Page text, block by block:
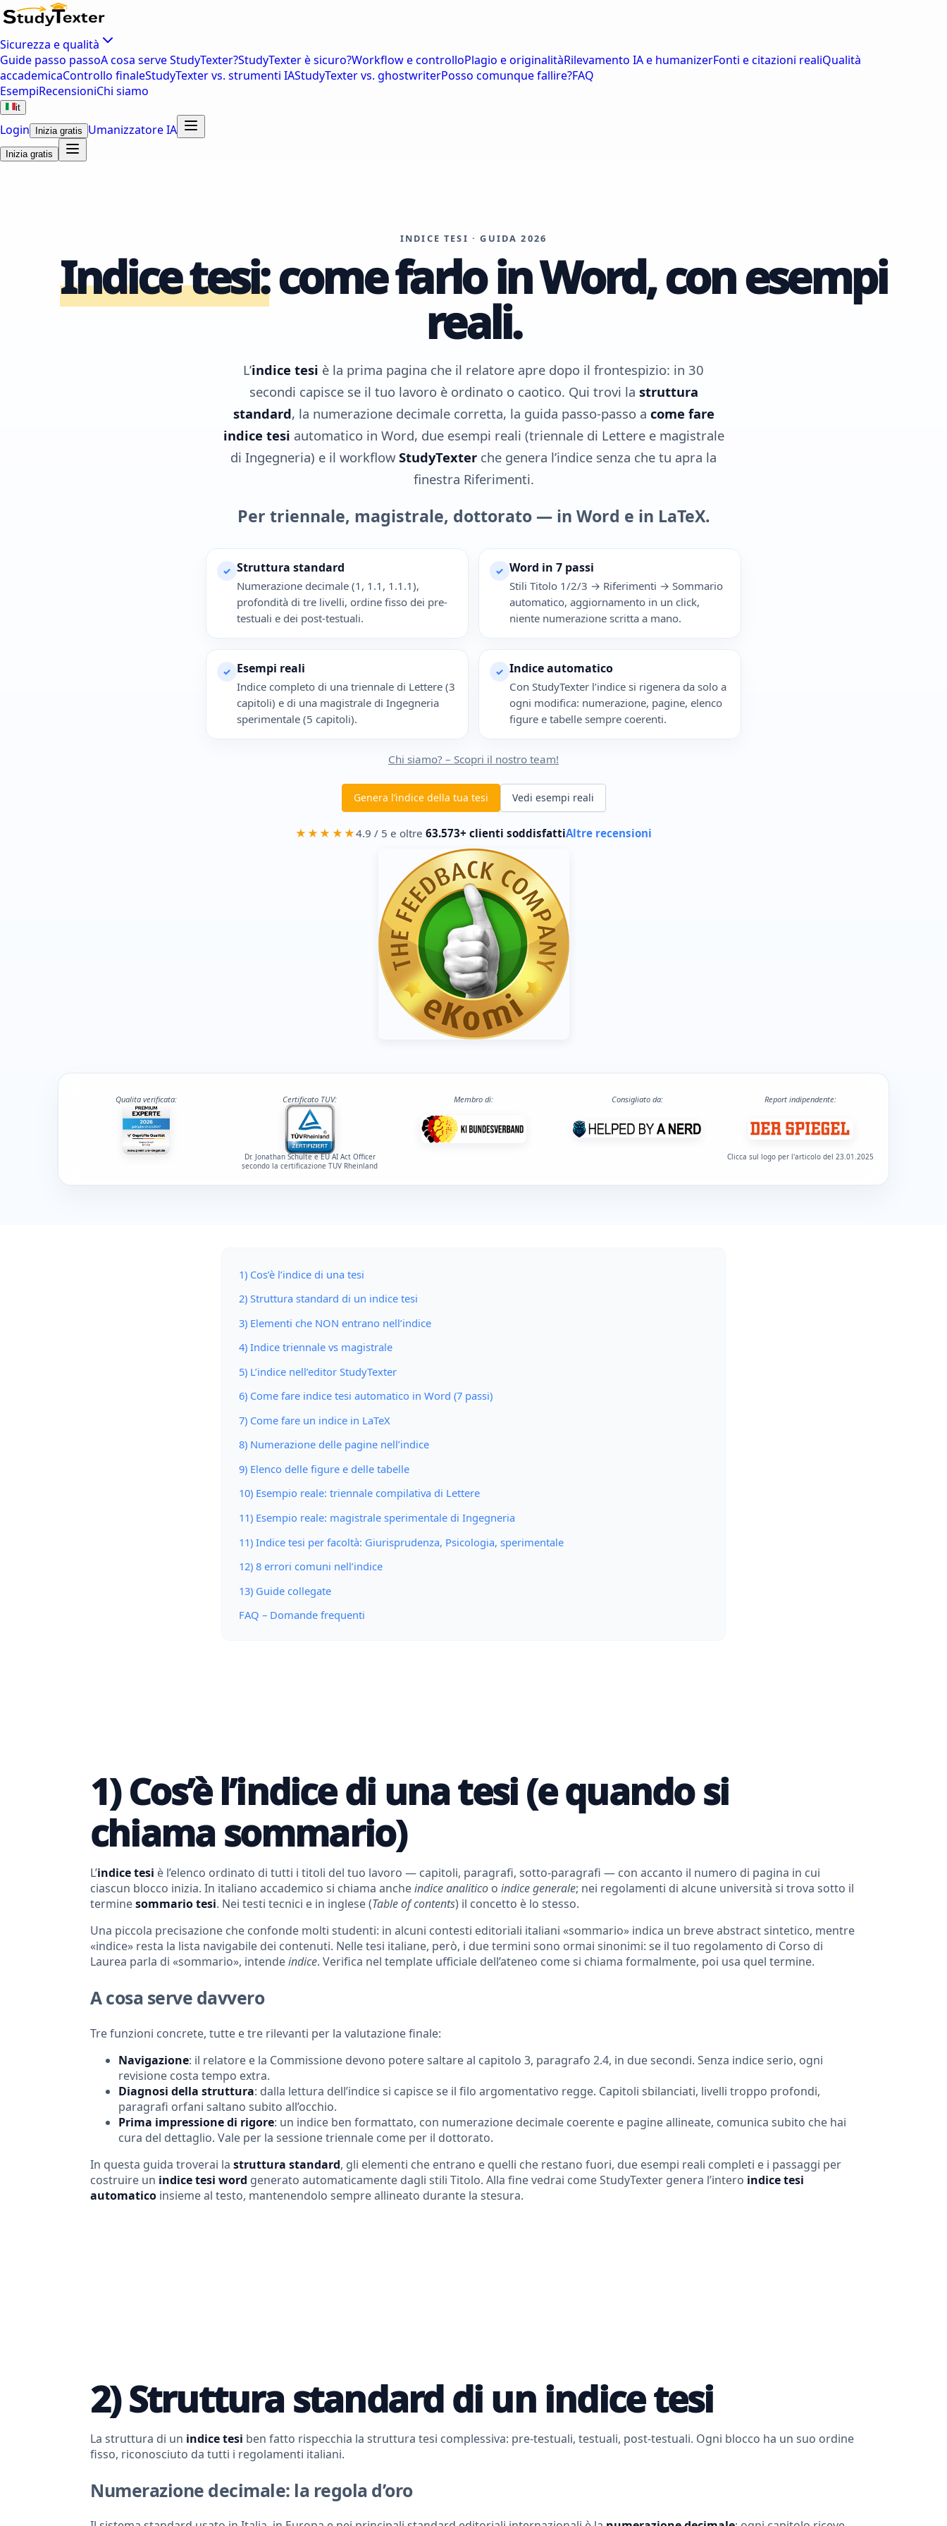
Sicurezza e qualità
Guide passo passoA cosa serve StudyTexter?StudyTexter è sicuro?Workflow e controlloPlagio e originalitàRilevamento IA e humanizerFonti e citazioni realiQualità
accademicaControllo finaleStudyTexter vs. strumenti IAStudyTexter vs. ghostwriterPosso comunque fallire?FAQ
EsempiRecensioniChi siamo
it
Login Inizia gratis Umanizzatore IA
Inizia gratis
INDICE TESI · GUIDA 2026
Indice tesi:come farlo in Word, con esempi
reali.
L’indice tesi è la prima pagina che il relatore apre dopo il frontespizio: in 30
secondi capisce se il tuo lavoro è ordinato o caotico. Qui trovi la struttura
standard, la numerazione decimale corretta, la guida passo-passo a come fare
indice tesi automatico in Word, due esempi reali (triennale di Lettere e magistrale
di Ingegneria) e il workflow StudyTexter che genera l’indice senza che tu apra la
finestra Riferimenti.
Per triennale, magistrale, dottorato — in Word e in LaTeX.
✓ Struttura standard
Numerazione decimale (1, 1.1, 1.1.1),
profondità di tre livelli, ordine fisso dei pre-
testuali e dei post-testuali.
✓ Word in 7 passi
Stili Titolo 1/2/3 → Riferimenti → Sommario
automatico, aggiornamento in un click,
niente numerazione scritta a mano.
✓ Esempi reali
Indice completo di una triennale di Lettere (3
capitoli) e di una magistrale di Ingegneria
sperimentale (5 capitoli).
✓ Indice automatico
Con StudyTexter l’indice si rigenera da solo a
ogni modifica: numerazione, pagine, elenco
figure e tabelle sempre coerenti.
Chi siamo? – Scopri il nostro team!
Genera l’indice della tua tesi Vedi esempi reali
★★★★★4.9 / 5 e oltre63.573+ clienti soddisfattiAltre recensioni
Qualita verificata: Certificato TUV:
Dr. Jonathan Schulte e EU AI Act Officer
secondo la certificazione TUV Rheinland
Membro di: Consigliato da: Report indipendente:
Clicca sul logo per l'articolo del 23.01.2025
1) Cos’è l’indice di una tesi
2) Struttura standard di un indice tesi
3) Elementi che NON entrano nell’indice
4) Indice triennale vs magistrale
5) L’indice nell’editor StudyTexter
6) Come fare indice tesi automatico in Word (7 passi)
7) Come fare un indice in LaTeX
8) Numerazione delle pagine nell’indice
9) Elenco delle figure e delle tabelle
10) Esempio reale: triennale compilativa di Lettere
11) Esempio reale: magistrale sperimentale di Ingegneria
11) Indice tesi per facoltà: Giurisprudenza, Psicologia, sperimentale
12) 8 errori comuni nell’indice
13) Guide collegate
FAQ – Domande frequenti
1) Cos’è l’indice di una tesi (e quando si
chiama sommario)
L’indice tesi è l’elenco ordinato di tutti i titoli del tuo lavoro — capitoli, paragrafi, sotto-paragrafi — con accanto il numero di pagina in cui
ciascun blocco inizia. In italiano accademico si chiama ancheindice analitico o indice generale; nei regolamenti di alcune università si trova sotto il
terminesommario tesi. Nei testi tecnici e in inglese (Table of contents) il concetto è lo stesso.
Una piccola precisazione che confonde molti studenti: in alcuni contesti editoriali italiani «sommario» indica un breve abstract sintetico, mentre
«indice» resta la lista navigabile dei contenuti. Nelle tesi italiane, però, i due termini sono ormai sinonimi: se il tuo regolamento di Corso di
Laurea parla di «sommario», intendeindice. Verifica nel template ufficiale dell’ateneo come si chiama formalmente, poi usa quel termine.
A cosa serve davvero
Tre funzioni concrete, tutte e tre rilevanti per la valutazione finale:
Navigazione: il relatore e la Commissione devono potere saltare al capitolo 3, paragrafo 2.4, in due secondi. Senza indice serio, ogni
revisione costa tempo extra.
Diagnosi della struttura: dalla lettura dell’indice si capisce se il filo argomentativo regge. Capitoli sbilanciati, livelli troppo profondi,
paragrafi orfani saltano subito all’occhio.
Prima impressione di rigore: un indice ben formattato, con numerazione decimale coerente e pagine allineate, comunica subito che hai
cura del dettaglio. Vale per la sessione triennale come per il dottorato.
In questa guida troverai la struttura standard, gli elementi che entrano e quelli che restano fuori, due esempi reali completi e i passaggi per
costruire un indice tesi word generato automaticamente dagli stili Titolo. Alla fine vedrai come StudyTexter genera l’intero indice tesi
automatico insieme al testo, mantenendolo sempre allineato durante la stesura.
2) Struttura standard di un indice tesi
La struttura di un indice tesi ben fatto rispecchia la struttura tesi complessiva: pre-testuali, testuali, post-testuali. Ogni blocco ha un suo ordine
fisso, riconosciuto da tutti i regolamenti italiani.
Numerazione decimale: la regola d’oro